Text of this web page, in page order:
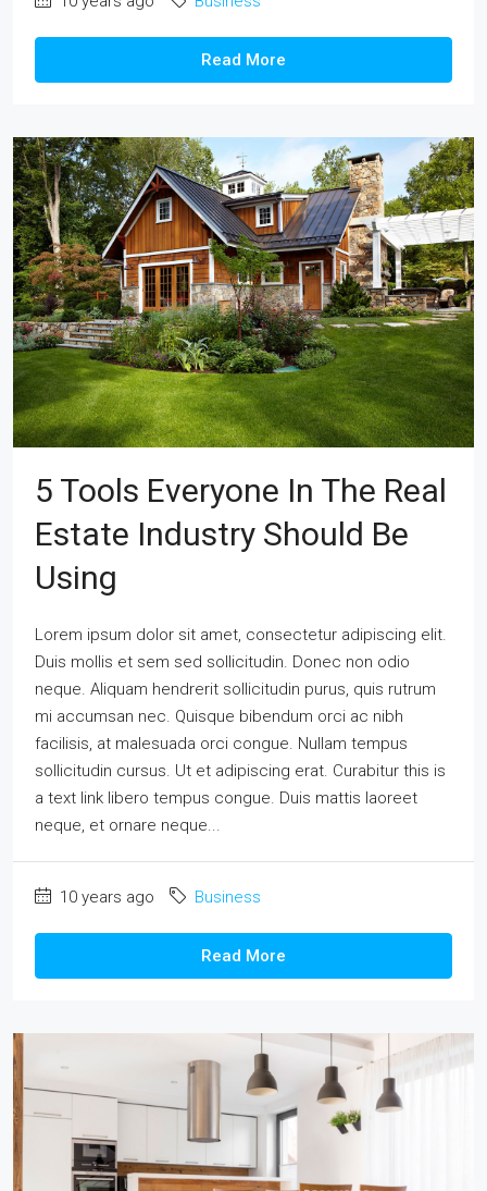
Read More
5 Tools Everyone In The Real
Estate Industry Should Be
Using
Lorem ipsum dolor sit amet, consectetur adipiscing elit.
Duis mollis et sem sed sollicitudin. Donec non odio
neque. Aliquam hendrerit sollicitudin purus, quis rutrum
mi accumsan nec. Quisque bibendum orci ac nibh
facilisis, at malesuada orci congue. Nullam tempus
sollicitudin cursus. Ut et adipiscing erat. Curabitur this is
a text link libero tempus congue. Duis mattis laoreet
neque, et ornare neque...
10 years ago Business
Read More